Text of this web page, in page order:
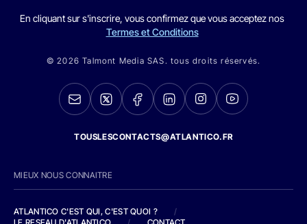
En cliquant sur s'inscrire, vous confirmez que vous acceptez nos
Termes et Conditions
© 2026 Talmont Media SAS. tous droits réservés.
TOUSLESCONTACTS@ATLANTICO.FR
MIEUX NOUS CONNAITRE
ATLANTICO C'EST QUI, C'EST QUOI ?
/